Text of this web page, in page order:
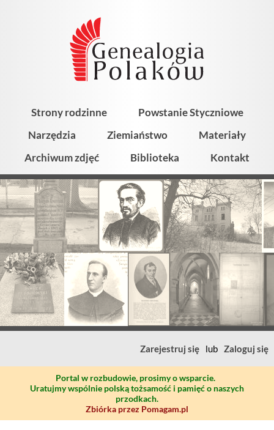
Strony rodzinne
Powstanie Styczniowe
Narzędzia
Ziemiaństwo
Materiały
Archiwum zdjęć
Biblioteka Kontakt
Zarejestruj się lub Zaloguj się
Portal w rozbudowie, prosimy o wsparcie.
Uratujmy wspólnie polską tożsamość i pamięć o naszych
przodkach.
Zbiórka przez Pomagam.pl